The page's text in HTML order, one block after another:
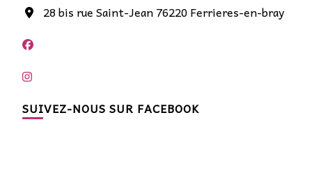
28 bis rue Saint-Jean 76220 Ferrieres-en-bray
SUIVEZ-NOUS SUR FACEBOOK